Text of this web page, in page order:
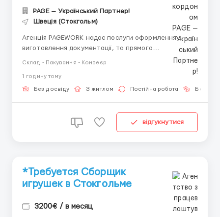
PAGE — Український Партнер!
Швеція (Стокгольм)
Агенція PAGEWORK надає послуги оформлення з
виготовлення документації, та прямого
підбору вакансії: Головний Рекрутер: Віталій
Шевченко Телефон для консультацій \ для підбору
Склад - Пакування - Конвеєр
1 годину тому
Без досвіду З житлом Постійна робота Без
відгукнутися
*Требуется Сборщик
игрушек в Стокгольме
3200€ / в месяц